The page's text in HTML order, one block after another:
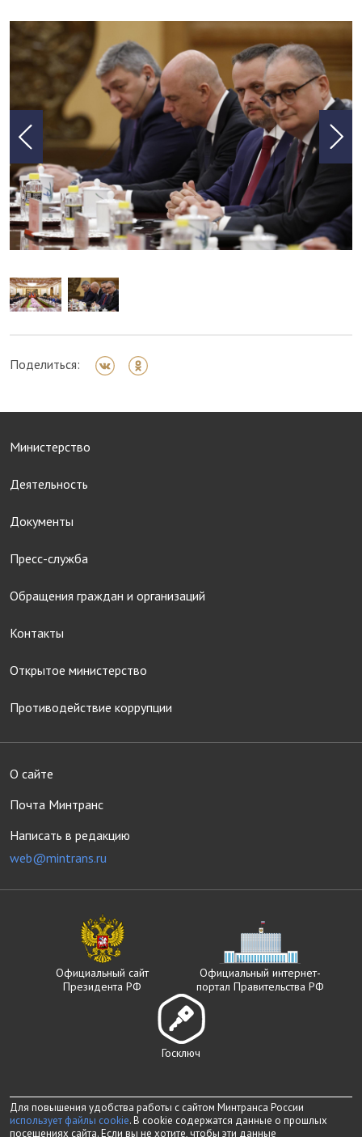
Поделиться:
Министерство
Деятельность
Документы
Пресс-служба
Обращения граждан и организаций
Контакты
Открытое министерство
Противодействие коррупции
О сайте
Почта Минтранс
Написать в редакцию
web@mintrans.ru
Официальный сайт
Президента РФ
Официальный интернет-
портал Правительства РФ
Госключ
Для повышения удобства работы с сайтом Минтранса России
использует файлы cookie. В cookie содержатся данные о прошлых
посещениях сайта. Если вы не хотите, чтобы эти данные